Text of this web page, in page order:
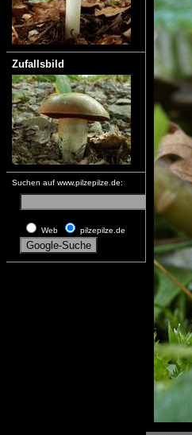
Zufallsbild
Suchen auf www.pilzepilze.de:
Web pilzepilze.de